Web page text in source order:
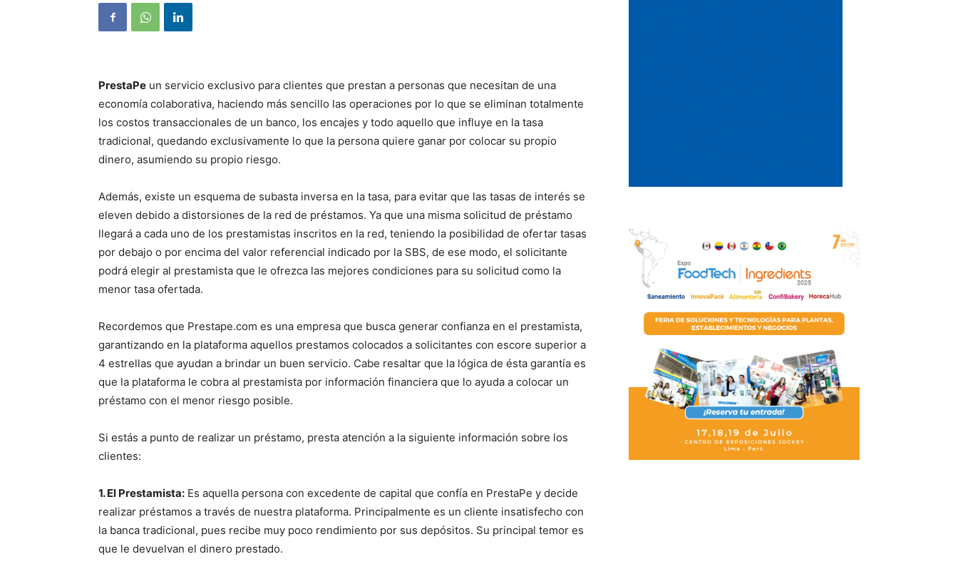
PrestaPe un servicio exclusivo para clientes que prestan a personas que necesitan de una
economía colaborativa, haciendo más sencillo las operaciones por lo que se eliminan totalmente
los costos transaccionales de un banco, los encajes y todo aquello que influye en la tasa
tradicional, quedando exclusivamente lo que la persona quiere ganar por colocar su propio
dinero, asumiendo su propio riesgo.
Además, existe un esquema de subasta inversa en la tasa, para evitar que las tasas de interés se
eleven debido a distorsiones de la red de préstamos. Ya que una misma solicitud de préstamo
llegará a cada uno de los prestamistas inscritos en la red, teniendo la posibilidad de ofertar tasas
por debajo o por encima del valor referencial indicado por la SBS, de ese modo, el solicitante
podrá elegir al prestamista que le ofrezca las mejores condiciones para su solicitud como la
menor tasa ofertada.
Recordemos que Prestape.com es una empresa que busca generar confianza en el prestamista,
garantizando en la plataforma aquellos prestamos colocados a solicitantes con escore superior a
4 estrellas que ayudan a brindar un buen servicio. Cabe resaltar que la lógica de ésta garantía es
que la plataforma le cobra al prestamista por información financiera que lo ayuda a colocar un
préstamo con el menor riesgo posible.
Si estás a punto de realizar un préstamo, presta atención a la siguiente información sobre los
clientes:
1. El Prestamista: Es aquella persona con excedente de capital que confía en PrestaPe y decide
realizar préstamos a través de nuestra plataforma. Principalmente es un cliente insatisfecho con
la banca tradicional, pues recibe muy poco rendimiento por sus depósitos. Su principal temor es
que le devuelvan el dinero prestado.